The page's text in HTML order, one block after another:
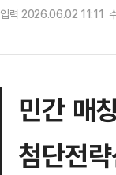
입력 2026.06.02 11:11
민간 매
첨단전